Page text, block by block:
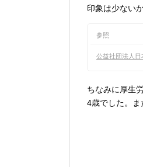
印象は少ない
参照
公益社団法人日
ちなみに厚生
4歳でした。ま